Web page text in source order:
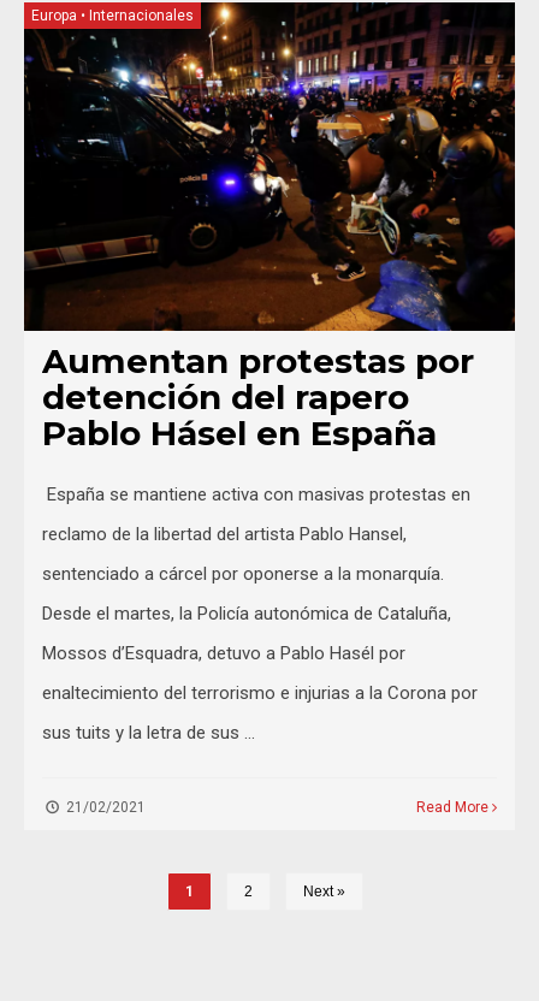
Europa • Internacionales
Aumentan protestas por
detención del rapero
Pablo Hásel en España
España se mantiene activa con masivas protestas en
reclamo de la libertad del artista Pablo Hansel,
sentenciado a cárcel por oponerse a la monarquía.
Desde el martes, la Policía autonómica de Cataluña,
Mossos d’Esquadra, detuvo a Pablo Hasél por
enaltecimiento del terrorismo e injurias a la Corona por
sus tuits y la letra de sus …
21/02/2021 Read More
1 2 Next »